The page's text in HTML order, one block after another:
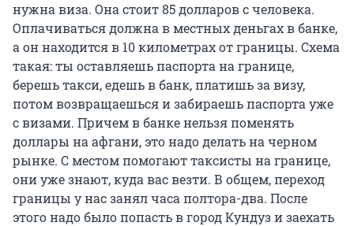
нужна виза. Она стоит 85 долларов с человека.
Оплачиваться должна в местных деньгах в банке,
а он находится в 10 километрах от границы. Схема
такая: ты оставляешь паспорта на границе,
берешь такси, едешь в банк, платишь за визу,
потом возвращаешься и забираешь паспорта уже
с визами. Причем в банке нельзя поменять
доллары на афгани, это надо делать на черном
рынке. С местом помогают таксисты на границе,
они уже знают, куда вас везти. В общем, переход
границы у нас занял часа полтора-два. После
этого надо было попасть в город Кундуз и заехать